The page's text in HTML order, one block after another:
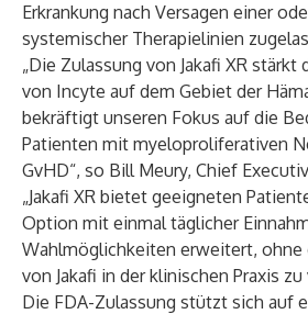
Erkrankung nach Versagen einer
systemischer Therapielinien
„Die Zulassung von Jakafi XR stärkt
von Incyte auf dem Gebiet der
bekräftigt unseren Fokus auf die
Patienten mit myeloproliferativen
GvHD“, so Bill Meury, Chief
„Jakafi XR bietet geeigneten
Option mit einmal täglicher
Wahlmöglichkeiten erweitert, ohne
von Jakafi in der klinischen Praxis zu
Die FDA-Zulassung stützt sich auf